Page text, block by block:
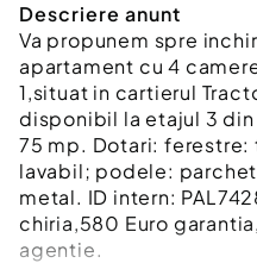
Descriere anunt
Va propunem spre
apartament cu 4
1,situat in cartierul
disponibil la etajul 3
75 mp. Dotari:
lavabil; podele:
metal. ID intern:
chiria,580 Euro
agentie.